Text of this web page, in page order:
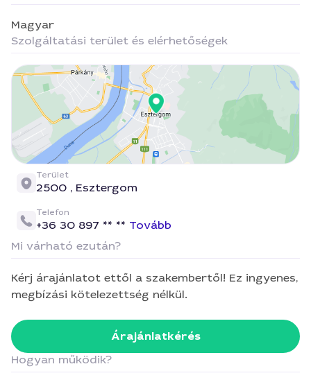
Magyar
Szolgáltatási terület és elérhetőségek
Terület
2500 , Esztergom
Telefon
+36 30 897 ** ** Tovább
Mi várható ezután?
Kérj árajánlatot ettől a szakembertől! Ez ingyenes,
megbízási kötelezettség nélkül.
Árajánlatkérés
Hogyan működik?